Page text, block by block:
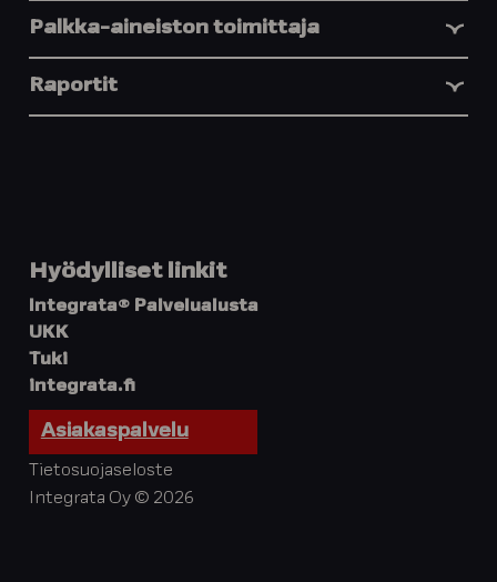
Palkka-aineiston toimittaja
Raportit
Hyödylliset linkit
Integrata® Palvelualusta
UKK
Tuki
integrata.fi
Asiakaspalvelu
Tietosuojaseloste
Integrata Oy © 2026